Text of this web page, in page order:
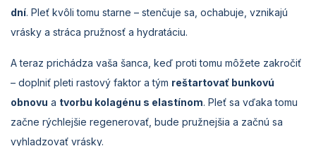
dní. Pleť kvôli tomu starne – stenčuje sa, ochabuje, vznikajú
vrásky a stráca pružnosť a hydratáciu.
A teraz prichádza vaša šanca, keď proti tomu môžete zakročiť
– doplniť pleti rastový faktor a tým reštartovať bunkovú
obnovu a tvorbu kolagénu s elastínom. Pleť sa vďaka tomu
začne rýchlejšie regenerovať, bude pružnejšia a začnú sa
vyhladzovať vrásky.